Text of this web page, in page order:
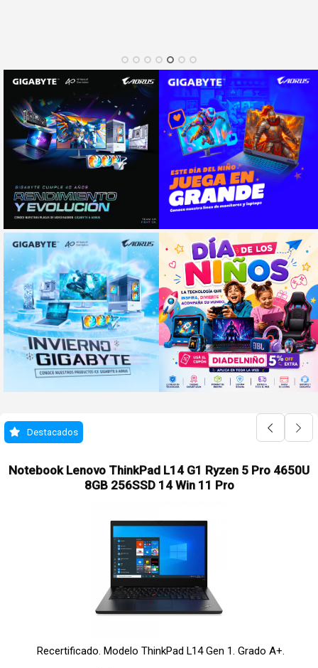
Destacados
Notebook Lenovo ThinkPad L14 G1 Ryzen 5 Pro 4650U
8GB 256SSD 14 Win 11 Pro
Recertificado. Modelo ThinkPad L14 Gen 1. Grado A+.